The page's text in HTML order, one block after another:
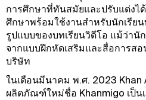
การศึกษาที่ทันสมัยและปรับแต่งไ
ศึกษาพร้อมใช้งานสําหรับนักเรีย
รูปแบบของบทเรียนวิดีโอ แม้ว่านั
จากแบบฝึกหัดเสริมและสื่อการส
บริษัท
ในเดือนมีนาคม พ.ศ. 2023 Khan
ผลิตภัณฑ์ใหม่ชื่อ Khanmigo เป็น